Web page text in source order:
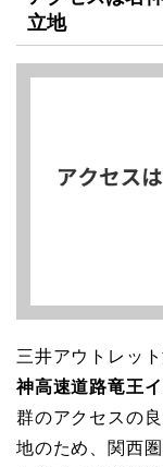
立地
三井アウトレッ
神高速道路竜王
群のアクセスの
地のため、関西